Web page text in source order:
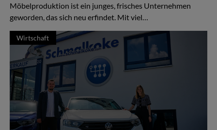
Möbelproduktion ist ein junges, frisches Unternehmen
geworden, das sich neu erfindet. Mit viel…
Wirtschaft